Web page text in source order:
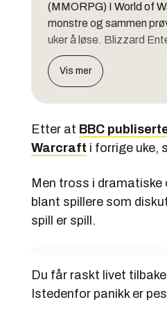
(MMORPG) I World of
monstre og sammen
uker å løse. Blizzard
Vis mer
Etter at BBC
Warcraft i forrige uke,
Men tross i dramatiske
blant spillere som
spill er spill.
Du får raskt livet
Istedenfor panikk er